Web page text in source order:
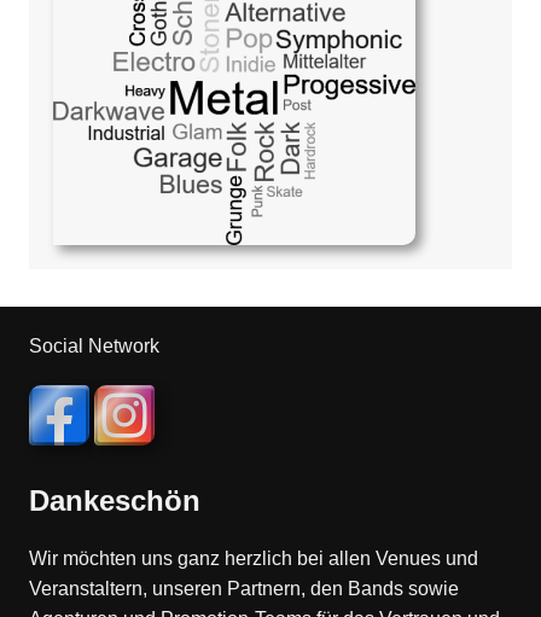
Social Network
Dankeschön
Wir möchten uns ganz herzlich bei allen Venues und
Veranstaltern, unseren Partnern, den Bands sowie